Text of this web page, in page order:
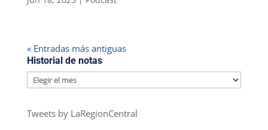
« Entradas más antiguas
Historial de notas
Historial
notas
Tweets by LaRegionCentral